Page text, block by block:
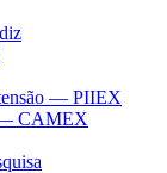
— PIIEX
— CAMEX